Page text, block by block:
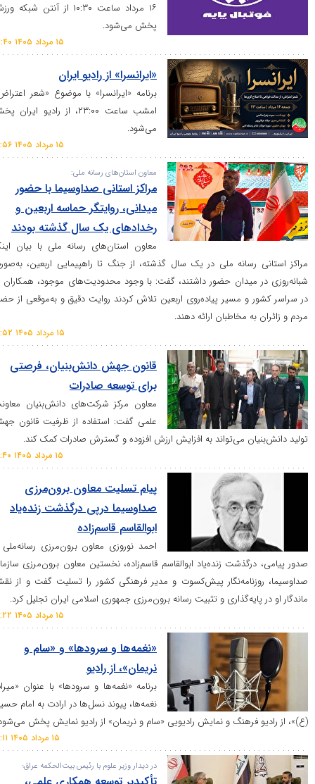
۱۶ مرداد ساعت ۱۰:۳۰ از آنتن شبکه ورزش
«ایرانسرا» از رادیو ایران
برنامه «ایرانسرا» با موضوع «شعر اعتراض»
امشب ساعت ۲۳:۰۰، از رادیو ایران پخش
می‌شود.
معاون استان‌های رسانه ملی:
مراکز استانی صداوسیما با حضور
میدانی، روایتگر حماسه اربعین و
رخداد‌های یک سال گذشته بودند
معاون استان‌های رسانه ملی با بیان اینکه
ملی در یک سال گذشته، از جنگ تا راهپیمایی اربعین، به‌صورت
حضور داشتند، گفت: با وجود محدودیت‌های موجود، همکاران ما
مسیر پیاده‌روی اربعین تلاش کردند روایت دقیق و به‌موقعی از حضور
مخاطبان ارائه دهند.
قانون جهش دانش‌بنیان، فرصتی
برای توسعه صادرات
معاون مرکز شرکت‌های دانش‌بنیان معاونت
علمی گفت: استفاده از ظرفیت قانون جهش
می‌تواند به افزایش ارزش افزوده و گسترش صادرات کمک کند.
پیام تسلیت معاون برون‌مرزی
صداوسیما درپی درگذشت زنده‌یاد
ابوالقاسم قاسم‌زاده
احمد نوروزی معاون برون‌مرزی رسانه‌ملی با
زنده‌یاد ابوالقاسم قاسم‌زاده، نخستین معاون برون‌مرزی سازمان
پیش‌کسوت و مدیر فرهنگی کشور را تسلیت گفت و از نقش
و تثبیت رسانه برون‌مرزی جمهوری اسلامی ایران تجلیل کرد.
«نغمه‌ها و سرودها» و «سام و
نریمان»، از رادیو
برنامه «نغمه‌ها و سرودها» با عنوان «میراث
نغمه‌ها، پیوند نسل‌ها در ارادت به امام حسین
و نمایش رادیویی «سام و نریمان» از رادیو نمایش پخش می‌شود.
در دیدار وزیر علوم با رئیس بیت‌الحکمه عراق؛